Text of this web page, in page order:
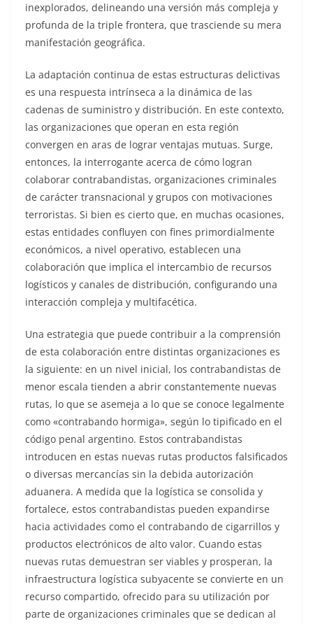
inexplorados, delineando una versión más compleja y
profunda de la triple frontera, que trasciende su mera
manifestación geográfica.
La adaptación continua de estas estructuras delictivas
es una respuesta intrínseca a la dinámica de las
cadenas de suministro y distribución. En este contexto,
las organizaciones que operan en esta región
convergen en aras de lograr ventajas mutuas. Surge,
entonces, la interrogante acerca de cómo logran
colaborar contrabandistas, organizaciones criminales
de carácter transnacional y grupos con motivaciones
terroristas. Si bien es cierto que, en muchas ocasiones,
estas entidades confluyen con fines primordialmente
económicos, a nivel operativo, establecen una
colaboración que implica el intercambio de recursos
logísticos y canales de distribución, configurando una
interacción compleja y multifacética.
Una estrategia que puede contribuir a la comprensión
de esta colaboración entre distintas organizaciones es
la siguiente: en un nivel inicial, los contrabandistas de
menor escala tienden a abrir constantemente nuevas
rutas, lo que se asemeja a lo que se conoce legalmente
como «contrabando hormiga», según lo tipificado en el
código penal argentino. Estos contrabandistas
introducen en estas nuevas rutas productos falsificados
o diversas mercancías sin la debida autorización
aduanera. A medida que la logística se consolida y
fortalece, estos contrabandistas pueden expandirse
hacia actividades como el contrabando de cigarrillos y
productos electrónicos de alto valor. Cuando estas
nuevas rutas demuestran ser viables y prosperan, la
infraestructura logística subyacente se convierte en un
recurso compartido, ofrecido para su utilización por
parte de organizaciones criminales que se dedican al